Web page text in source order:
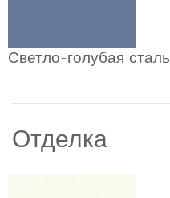
Светло-голубая сталь
Отделка